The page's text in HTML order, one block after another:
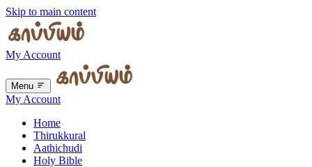
Skip to main content
My Account
Menu
My Account
Home
Thirukkural
Aathichudi
Holy Bible